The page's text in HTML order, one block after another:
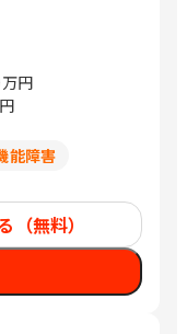
円
能障害
（無料）